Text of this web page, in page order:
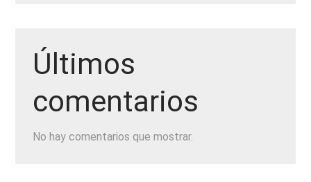
Últimos
comentarios
No hay comentarios que mostrar.